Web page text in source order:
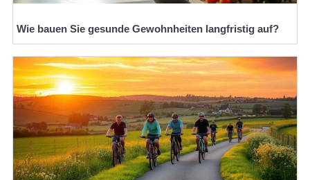
Wie bauen Sie gesunde Gewohnheiten langfristig auf?